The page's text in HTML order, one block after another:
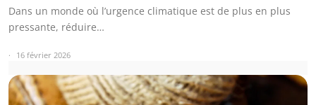
Dans un monde où l’urgence climatique est de plus en plus
pressante, réduire…
16 février 2026